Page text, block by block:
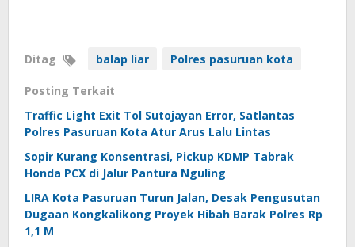
Ditag balap liar Polres pasuruan kota
Posting Terkait
Traffic Light Exit Tol Sutojayan Error, Satlantas
Polres Pasuruan Kota Atur Arus Lalu Lintas
Sopir Kurang Konsentrasi, Pickup KDMP Tabrak
Honda PCX di Jalur Pantura Nguling
LIRA Kota Pasuruan Turun Jalan, Desak Pengusutan
Dugaan Kongkalikong Proyek Hibah Barak Polres Rp
1,1 M